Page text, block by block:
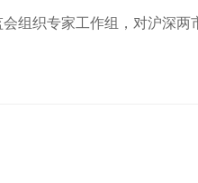
组织专家工作组，对沪深两